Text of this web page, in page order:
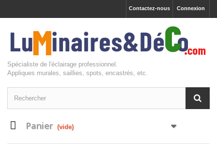
Connexion
Contactez-nous
Spécialiste de l'éclairage professionnel.
Appliques murales, saillies, spots, encastrés, etc.
Panier (vide)